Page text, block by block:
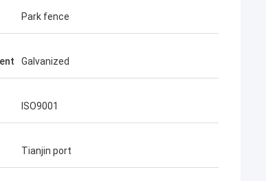
αρχή,
Park fence
Galvanized
ISO9001
Tianjin port